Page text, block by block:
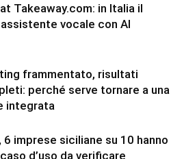
Takeaway.com: in Italia il
vocale con AI
frammentato, risultati
perché serve tornare a una
integrata
6 imprese siciliane su 10 hanno
d’uso da verificare